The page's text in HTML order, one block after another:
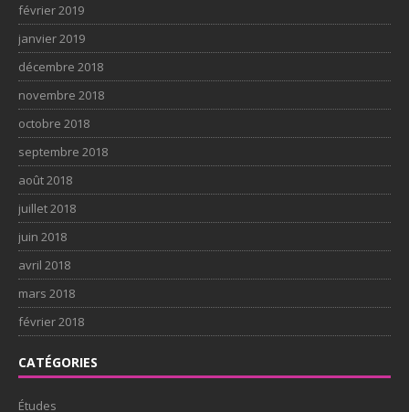
février 2019
janvier 2019
décembre 2018
novembre 2018
octobre 2018
septembre 2018
août 2018
juillet 2018
juin 2018
avril 2018
mars 2018
février 2018
CATÉGORIES
Études